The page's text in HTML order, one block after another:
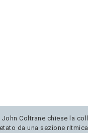
Coltrane chiese la
da una sezione